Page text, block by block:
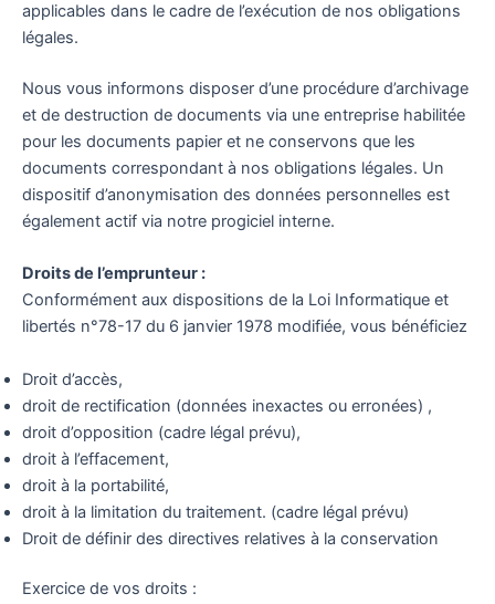
applicables dans le cadre de l’exécution de nos obligations
légales.
Nous vous informons disposer d’une procédure d’archivage
et de destruction de documents via une entreprise habilitée
pour les documents papier et ne conservons que les
documents correspondant à nos obligations légales. Un
dispositif d’anonymisation des données personnelles est
également actif via notre progiciel interne.
Droits de l’emprunteur :
Conformément aux dispositions de la Loi Informatique et
libertés n°78-17 du 6 janvier 1978 modifiée, vous bénéficiez
Droit d’accès,
droit de rectification (données inexactes ou erronées) ,
droit d’opposition (cadre légal prévu),
droit à l’effacement,
droit à la portabilité,
droit à la limitation du traitement. (cadre légal prévu)
Droit de définir des directives relatives à la conservation
Exercice de vos droits :